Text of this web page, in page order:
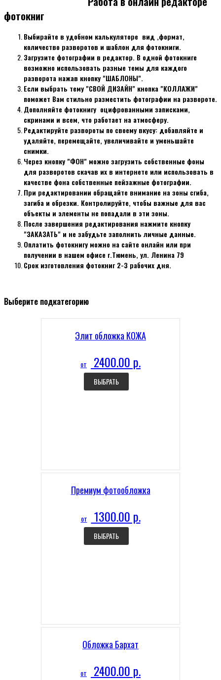
фотокниг
Выбирайте в удобном калькуляторе вид ,формат,
количество разворотов и шаблон для фотокниги.
Загрузите фотографии в редактор. В одной фотокниге
возможно использовать разные темы для каждого
разворота нажав кнопку "ШАБЛОНЫ".
Если выбрать тему "СВОЙ ДИЗАЙН" кнопка "КОЛЛАЖИ"
поможет Вам стильно разместить фотографии на развороте.
Дополняйте фотокнигу оцифрованными записками,
скринами и всем, что работает на атмосферу.
Редактируйте развороты по своему вкусу: добавляйте и
удаляйте, перемещайте, увеличивайте и уменьшайте
снимки.
Через кнопку "ФОН" можно загрузить собственные фоны
для разворотов скачав их в интернете или использовать в
качестве фона собственные пейзажные фотографии.
При редактировании обращайте внимание на зоны сгиба,
загиба и обрезки. Контролируйте, чтобы важные для вас
объекты и элементы не попадали в эти зоны.
После завершения редактирования нажмите кнопку
"ЗАКАЗАТЬ" и не забудьте заполнить личные данные.
Оплатить фотокнигу можно на сайте онлайн или при
получении в нашем офисе г.Тюмень, ул. Ленина 79
Срок изготовления фотокниг 2-3 рабочих дня.
Выберите подкатегорию
Элит обложка КОЖА
от 2400.00 р.
ВЫБРАТЬ
Премиум фотообложка
от 1300.00 р.
ВЫБРАТЬ
Обложка Бархат
от 2400.00 р.